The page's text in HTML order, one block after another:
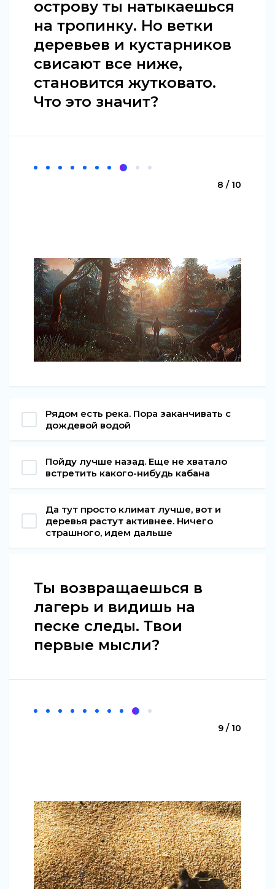
острову ты натыкаешься
на тропинку. Но ветки
деревьев и кустарников
свисают все ниже,
становится жутковато.
Что это значит?
8 / 10
Рядом есть река. Пора заканчивать с
дождевой водой
Пойду лучше назад. Еще не хватало
встретить какого-нибудь кабана
Да тут просто климат лучше, вот и
деревья растут активнее. Ничего
страшного, идем дальше
Ты возвращаешься в
лагерь и видишь на
песке следы. Твои
первые мысли?
9 / 10